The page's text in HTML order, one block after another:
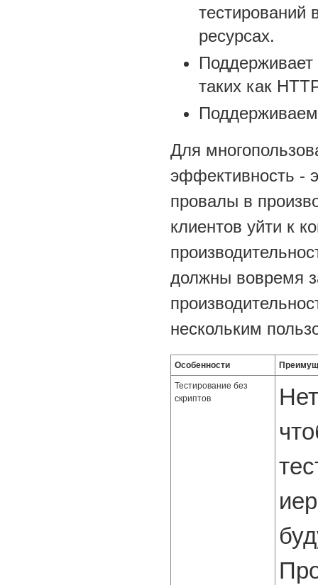
тестирований
ресурсах.
Поддерживает
таких как
Для
эффективность -
провалы в
клиентов уйти к
должны вовремя
нескольким
Особенности
Тестирование без
скриптов